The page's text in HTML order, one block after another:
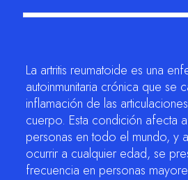
La artritis reumatoide es una
autoinmunitaria crónica que se
inflamación de las
cuerpo. Esta condición afecta
personas en todo el mundo, y
ocurrir a cualquier edad, se
frecuencia en personas